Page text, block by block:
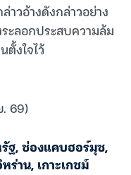
าวอ้างดังกล่าวอย่าง
ระลอกประสบความล้ม
ตั้งใจไว้
69)
ฐ,ช่องแคบฮอร์มุซ,
ร่าน, เกาะเกชม์